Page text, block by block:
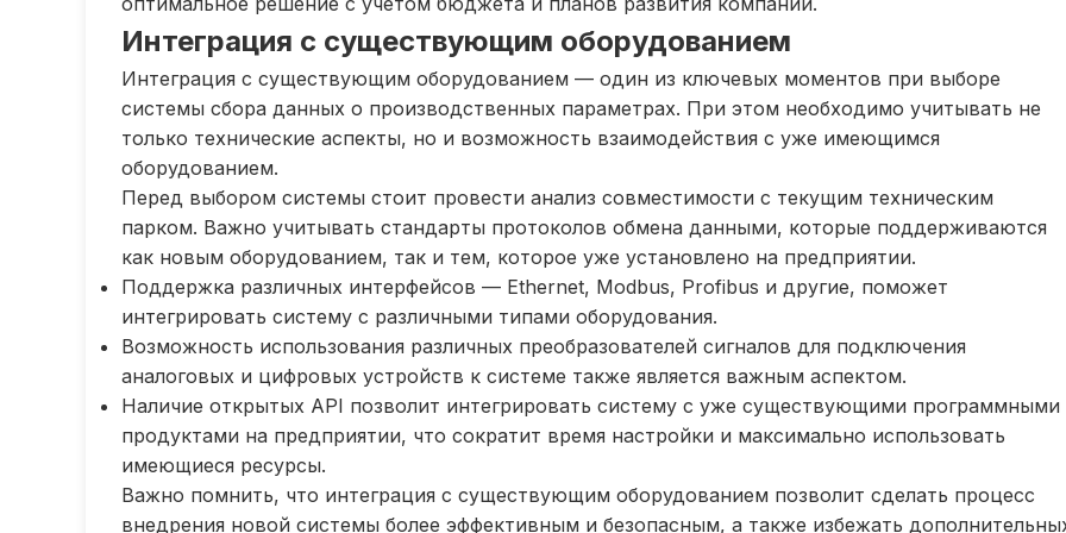
Интеграция с существующим оборудованием
Интеграция с существующим оборудованием — один из ключевых моментов при выборе
системы сбора данных о производственных параметрах. При этом необходимо учитывать не
только технические аспекты, но и возможность взаимодействия с уже имеющимся
оборудованием.
Перед выбором системы стоит провести анализ совместимости с текущим техническим
парком. Важно учитывать стандарты протоколов обмена данными, которые поддерживаются
как новым оборудованием, так и тем, которое уже установлено на предприятии.
Поддержка различных интерфейсов — Ethernet, Modbus, Profibus и другие, поможет
интегрировать систему с различными типами оборудования.
Возможность использования различных преобразователей сигналов для подключения
аналоговых и цифровых устройств к системе также является важным аспектом.
Наличие открытых API позволит интегрировать систему с уже существующими программными
продуктами на предприятии, что сократит время настройки и максимально использовать
имеющиеся ресурсы.
Важно помнить, что интеграция с существующим оборудованием позволит сделать процесс
внедрения новой системы более эффективным и безопасным, а также избежать